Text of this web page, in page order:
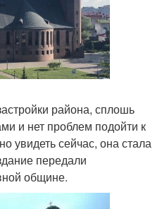
района, сплошь
и нет проблем подойти к
увидеть сейчас, она стала
передали
общине.